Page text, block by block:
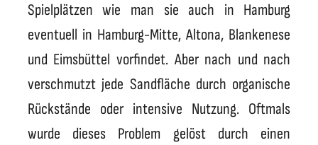
Spielplätzen wie man sie auch in Hamburg
eventuell in Hamburg-Mitte, Altona, Blankenese
und Eimsbüttel vorfindet. Aber nach und nach
verschmutzt jede Sandfläche durch organische
Rückstände oder intensive Nutzung. Oftmals
wurde dieses Problem gelöst durch einen